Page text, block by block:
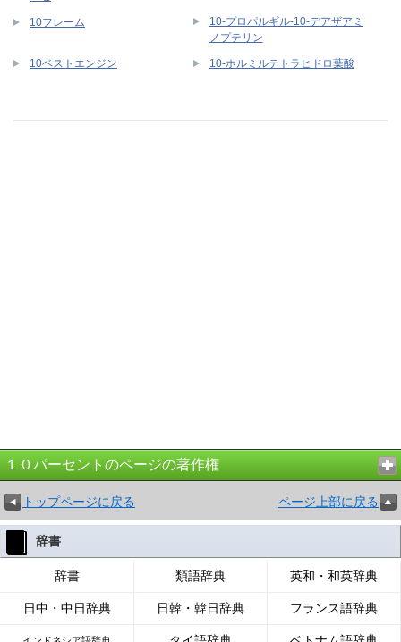
10フレーム
10-プロパルギル-10-デアザアミ
ノプテリン
10ベストエンジン 10-ホルミルテトラヒドロ葉酸
１０パーセントのページの著作権
トップページに戻る ページ上部に戻る
辞書
辞書 類語辞典 英和・和英辞典
日中・中日辞典 日韓・韓日辞典 フランス語辞典